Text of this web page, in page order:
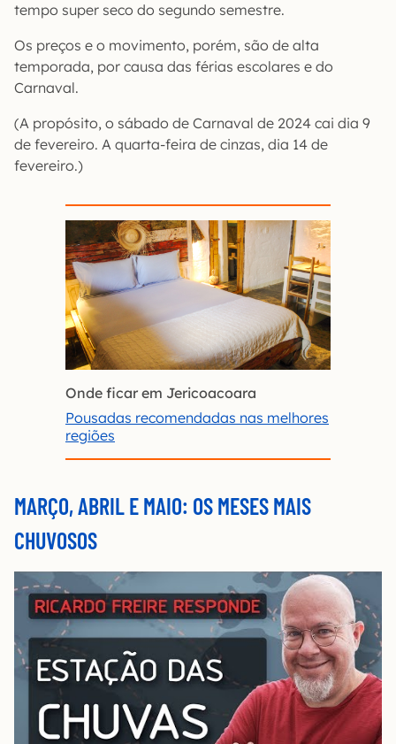
tempo super seco do segundo semestre.
Os preços e o movimento, porém, são de alta
temporada, por causa das férias escolares e do
Carnaval.
(A propósito, o sábado de Carnaval de 2024 cai dia 9
de fevereiro. A quarta-feira de cinzas, dia 14 de
fevereiro.)
Onde ficar em Jericoacoara
Pousadas recomendadas nas melhores
regiões
MARÇO, ABRIL E MAIO: OS MESES MAIS
CHUVOSOS